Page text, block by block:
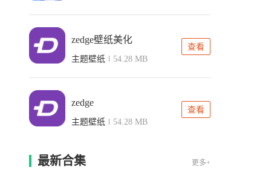
zedge壁纸美化
主题壁纸 54.28 MB
查看
zedge
主题壁纸 54.28 MB
查看
最新合集 更多+